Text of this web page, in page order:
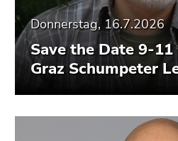
Donnerstag, 16.7.2026
Save the Date 9-
Graz Schumpeter